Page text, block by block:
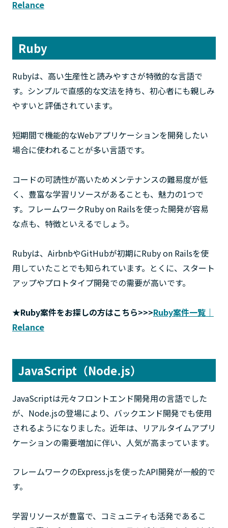
Relance
Ruby
Rubyは、高い生産性と読みやすさが特徴的な言語で
す。シンプルで直感的な文法を持ち、初心者にも親しみ
やすいと評価されています。
短期間で機能的なWebアプリケーションを開発したい
場合に使われることが多い言語です。
コードの可読性が高いためメンテナンスの難易度が低
く、豊富な学習リソースがあることも、魅力の1つで
す。フレームワークRuby on Railsを使った開発が容易
な点も、特徴といえるでしょう。
Rubyは、AirbnbやGitHubが初期にRuby on Railsを使
用していたことでも知られています。とくに、スタート
アップやプロトタイプ開発での需要が高いです。
★Ruby案件をお探しの方はこちら>>>Ruby案件一覧｜
Relance
JavaScript（Node.js）
JavaScriptは元々フロントエンド開発用の言語でした
が、Node.jsの登場により、バックエンド開発でも使用
されるようになりました。近年は、リアルタイムアプリ
ケーションの需要増加に伴い、人気が高まっています。
フレームワークのExpress.jsを使ったAPI開発が一般的で
す。
学習リソースが豊富で、コミュニティも活発であるこ